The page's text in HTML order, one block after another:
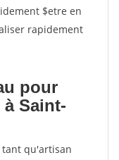
$etre en
rapidement
pour
Saint-
qu'artisan